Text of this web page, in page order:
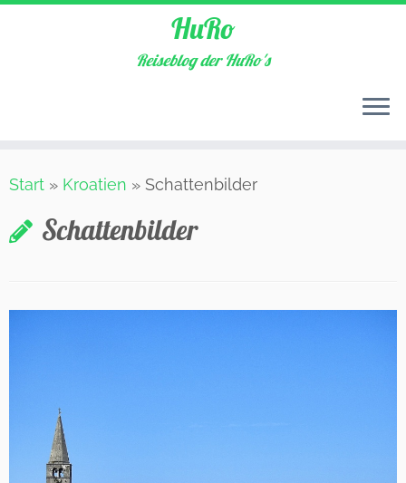
Inhalt
HuRo
Reiseblog der HuRo's
Start » Kroatien » Schattenbilder
Schattenbilder